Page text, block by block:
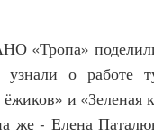
«Тропа»
о работе
и «Зеленая
же - Елена